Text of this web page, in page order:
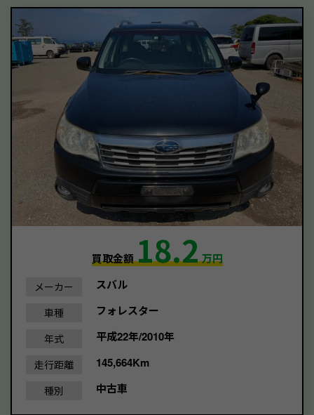
買取金額18.2万円
メーカー スバル
車種 フォレスター
年式 平成22年/2010年
走行距離 145,664Km
種別 中古車